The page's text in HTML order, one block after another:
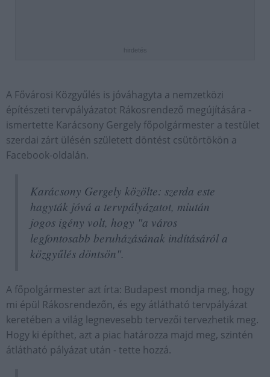
hirdetés
A Fővárosi Közgyűlés is jóváhagyta a nemzetközi
építészeti tervpályázatot Rákosrendező megújítására -
ismertette Karácsony Gergely főpolgármester a testület
szerdai zárt ülésén született döntést csütörtökön a
Facebook-oldalán.
Karácsony Gergely közölte: szerda este
hagyták jóvá a tervpályázatot, miután
jogos igény volt, hogy "a város
legfontosabb beruházásának indításáról a
közgyűlés döntsön".
A főpolgármester azt írta: Budapest mondja meg, hogy
mi épül Rákosrendezőn, és egy átlátható tervpályázat
keretében a világ legnevesebb tervezői tervezhetik meg.
Hogy ki építhet, azt a piac határozza majd meg, szintén
átlátható pályázat után - tette hozzá.